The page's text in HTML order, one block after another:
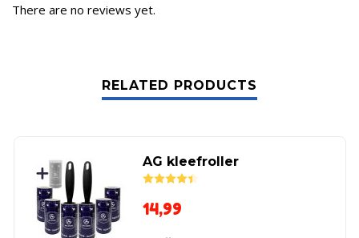
There are no reviews yet.
RELATED PRODUCTS
AG kleefroller
Rated
14,99